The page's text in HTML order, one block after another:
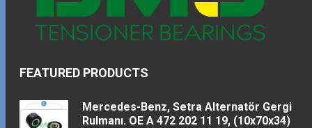
FEATURED PRODUCTS
Mercedes-Benz, Setra Alternatör Gergi
Rulmanı. OE A 472 202 11 19, (10x70x34)